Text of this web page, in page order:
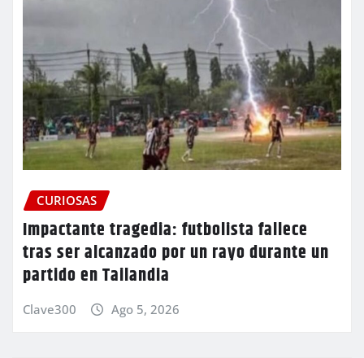
CURIOSAS
Impactante tragedia: futbolista fallece
tras ser alcanzado por un rayo durante un
partido en Tailandia
Clave300 Ago 5, 2026